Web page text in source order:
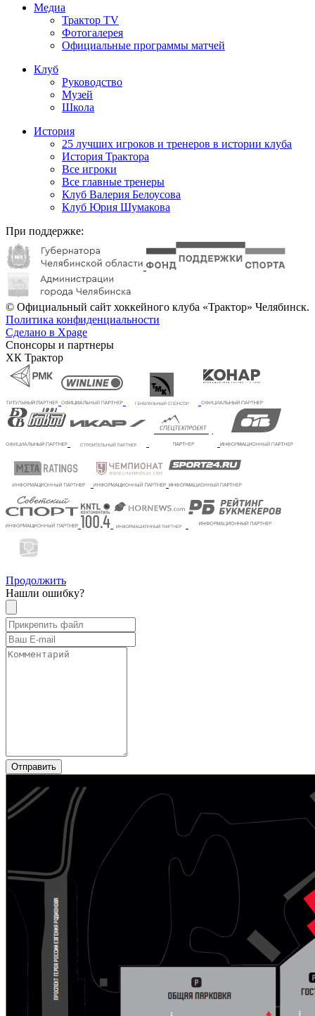
Медиа
Трактор TV
Фотогалерея
Официальные программы матчей
Клуб
Руководство
Музей
Школа
История
25 лучших игроков и тренеров в истории клуба
История Трактора
Все игроки
Все главные тренеры
Клуб Валерия Белоусова
Клуб Юрия Шумакова
При поддержке:
© Официальный сайт хоккейного клуба «Трактор» Челябинск.
Политика конфиденциальности
Сделано в Xpage
Спонсоры и партнеры
ХК Трактор
Продолжить
Нашли ошибку?